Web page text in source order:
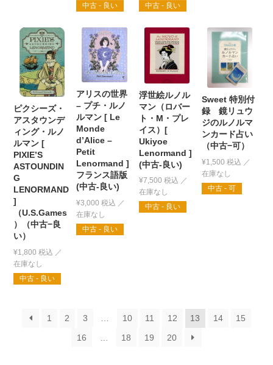
中古 - 良い 中古 - 良い
ピクシーズ・
アスタウンデ
ィング・ルノ
ルマン [
PIXIE’S
ASTOUNDIN
G
LENORMAND
]
（U.S.Games
）（中古−良
い）
¥1,800 税込
中古 - 良い
アリスの世界
– プチ・ルノ
ルマン [ Le
Monde
d’Alice –
Petit
Lenormand ]
フランス語版
(中古-良い)
¥3,000 税込
中古 - 良い
浮世絵ルノル
マン（ロバー
ト・M・プレ
イス）[
Ukiyoe
Lenormand ]
(中古-良い)
¥7,500 税込
中古 - 良い
Sweet 特別付
録 鏡リュウ
ジのルノルマ
ンカード占い
（中古−可）
¥1,500 税込
中古 - 可
1 2 3 … 10 11 12 13 14
15
16
18 19 20